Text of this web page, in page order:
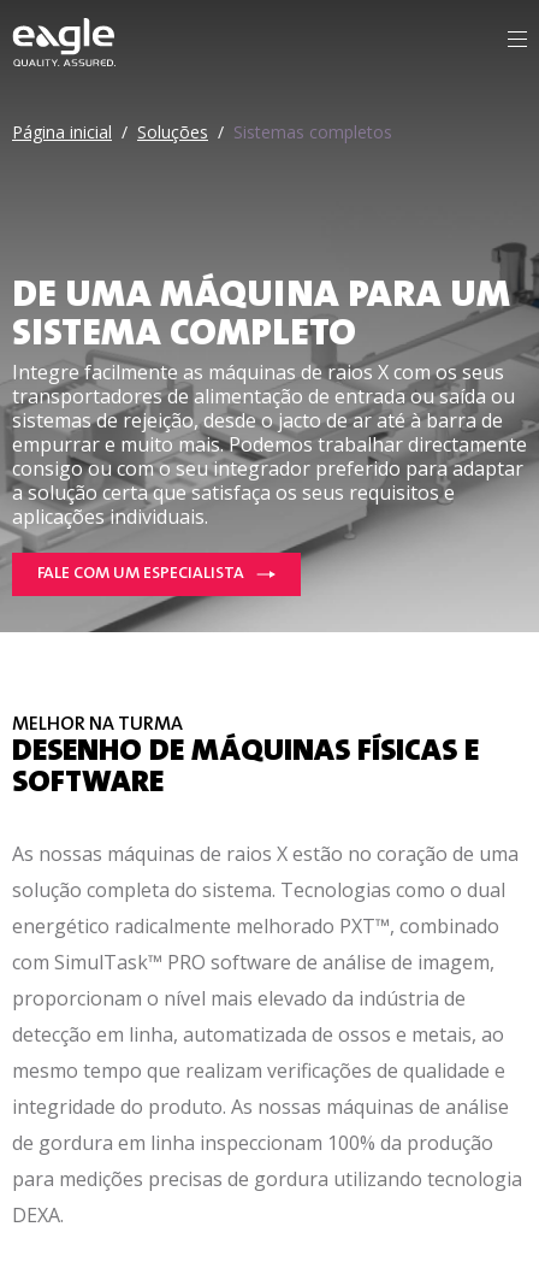
Página inicial / Soluções / Sistemas completos
DE UMA MÁQUINA PARA UM
SISTEMA COMPLETO
Integre facilmente as máquinas de raios X com os seus
transportadores de alimentação de entrada ou saída ou
sistemas de rejeição, desde o jacto de ar até à barra de
empurrar e muito mais. Podemos trabalhar directamente
consigo ou com o seu integrador preferido para adaptar
a solução certa que satisfaça os seus requisitos e
aplicações individuais.
FALE COM UM ESPECIALISTA
MELHOR NA TURMA
DESENHO DE MÁQUINAS FÍSICAS E
SOFTWARE
As nossas máquinas de raios X estão no coração de uma
solução completa do sistema. Tecnologias como o dual
energético radicalmente melhorado PXT™, combinado
com SimulTask™ PRO software de análise de imagem,
proporcionam o nível mais elevado da indústria de
detecção em linha, automatizada de ossos e metais, ao
mesmo tempo que realizam verificações de qualidade e
integridade do produto. As nossas máquinas de análise
de gordura em linha inspeccionam 100% da produção
para medições precisas de gordura utilizando tecnologia
DEXA.